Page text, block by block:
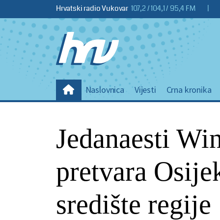
Hrvatski radio Vukovar 107,2 / 104,1 / 95,4 FM |
Naslovnica Vijesti Crna kronika
Jedanaesti
pretvara
središte regije